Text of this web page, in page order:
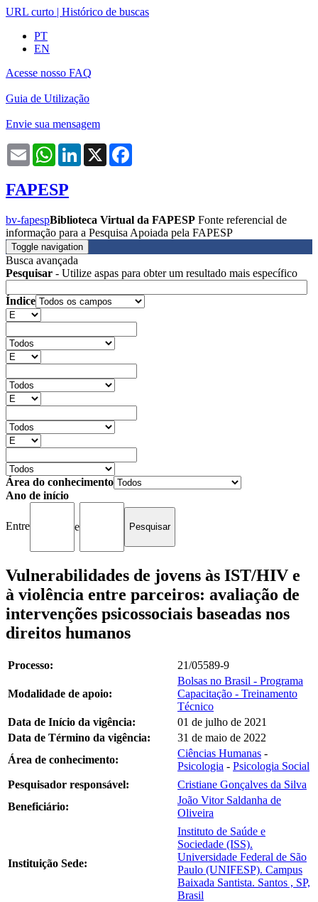
URL curto | Histórico de buscas
PT
EN
Acesse nosso FAQ
Guia de Utilização
Envie sua mensagem
Email WhatsAppLinkedIn
X
FAPESP
bv-fapespBiblioteca Virtual da FAPESP Fonte referencial de
informação para a Pesquisa Apoiada pela FAPESP
Toggle navigation
Busca avançada
Pesquisar - Utilize aspas para obter um resultado mais específico
Índice
Área do conhecimento
Ano de início
Entre e
Vulnerabilidades de jovens às IST/HIV e
à violência entre parceiros: avaliação de
intervenções psicossociais baseadas nos
direitos humanos
Processo: 21/05589-9
Modalidade de apoio:
Bolsas no Brasil - Programa
Capacitação - Treinamento
Técnico
Data de Início da vigência:
01 de julho de 2021
Data de Término da vigência:
31 de maio de 2022
Área de conhecimento:
Ciências Humanas -
Psicologia - Psicologia Social
Pesquisador responsável:
Cristiane Gonçalves da Silva
Beneficiário:
João Vitor Saldanha de
Oliveira
Instituição Sede:
Instituto de Saúde e
Sociedade (ISS).
Universidade Federal de São
Paulo (UNIFESP). Campus
Baixada Santista. Santos , SP,
Brasil